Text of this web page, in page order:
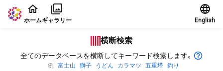
本文に飛ぶ
ホームギャラリー English
横断検索
全てのデータベースを横断してキーワード検索します。
例 富士山 獅子 うどん カラマツ 五重塔 釣り